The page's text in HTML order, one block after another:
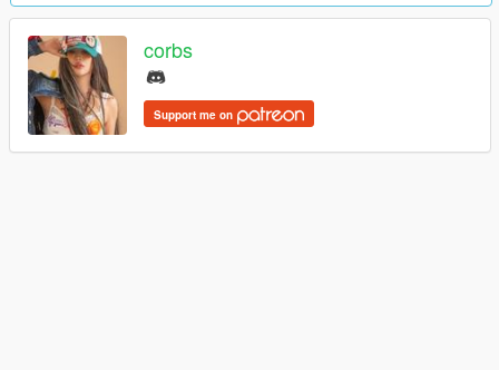
corbs
Support me on